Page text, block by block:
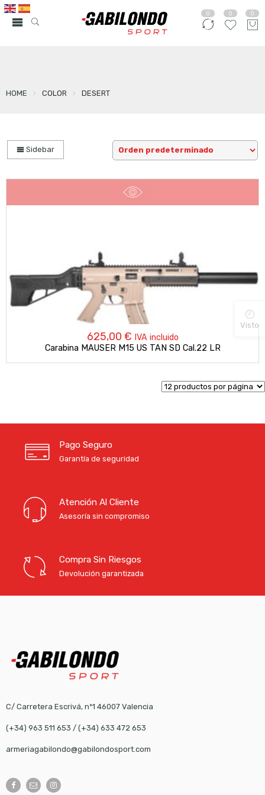
0 0 0
HOME COLOR DESERT
Sidebar
625,00 € IVA incluido
Carabina MAUSER M15 US TAN SD Cal.22 LR
Pago Seguro
Garantía de seguridad
Atención Al Cliente
Asesoría sin compromiso
Compra Sin Riesgos
Devolución garantizada
C/ Carretera Escrivá, nº1 46007 Valencia
(+34) 963 511 653 / (+34) 633 472 653
armeriagabilondo@gabilondosport.com
Visto